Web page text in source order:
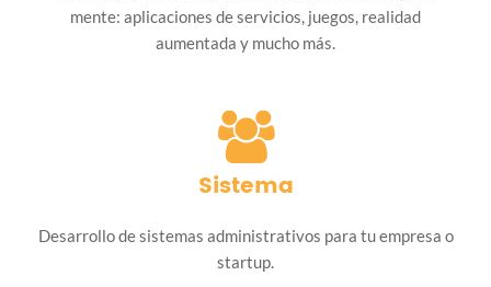
mente: aplicaciones de servicios, juegos, realidad
aumentada y mucho más.
Sistema
Desarrollo de sistemas administrativos para tu empresa o
startup.